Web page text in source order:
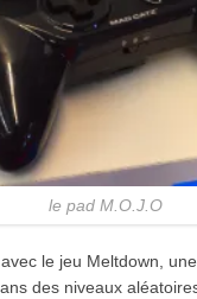
le pad M.O.J.O
avec le jeu Meltdown,
des niveaux